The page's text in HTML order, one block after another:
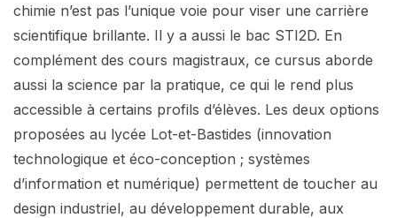
chimie n’est pas l’unique voie pour viser une carrière
scientifique brillante. Il y a aussi le bac STI2D. En
complément des cours magistraux, ce cursus aborde
aussi la science par la pratique, ce qui le rend plus
accessible à certains profils d’élèves. Les deux options
proposées au lycée Lot-et-Bastides (innovation
technologique et éco-conception ; systèmes
d’information et numérique) permettent de toucher au
design industriel, au développement durable, aux